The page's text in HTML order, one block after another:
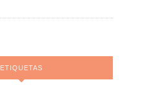
ETIQUETAS